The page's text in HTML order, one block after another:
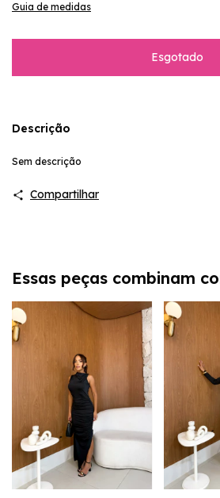
Guia de medidas
Descrição
Sem descrição
Compartilhar
Essas peças combinam